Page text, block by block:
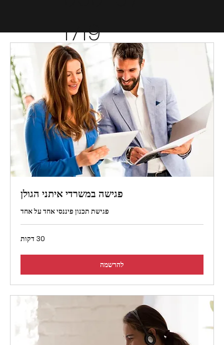
1719
פגישה במשרדי איתני הגולן
פגישת תכנון פיננסי אחד על אחד
30 דקות
להרשמה